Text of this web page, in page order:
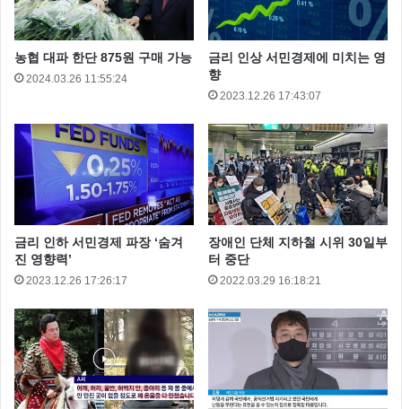
다주택자 소득세 임대 소득
임대소득
농협 대파 한단 875원 구매 가능
2024.03.26 11:55:24
금리 인상 서민경제에 미치는 영
향
2023.12.26 17:43:07
금리 인하 서민경제 파장 ‘숨겨
진 영향력’
2023.12.26 17:26:17
장애인 단체 지하철 시위 30일부
터 중단
2022.03.29 16:18:21